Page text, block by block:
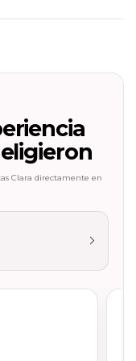
Clara directamente en